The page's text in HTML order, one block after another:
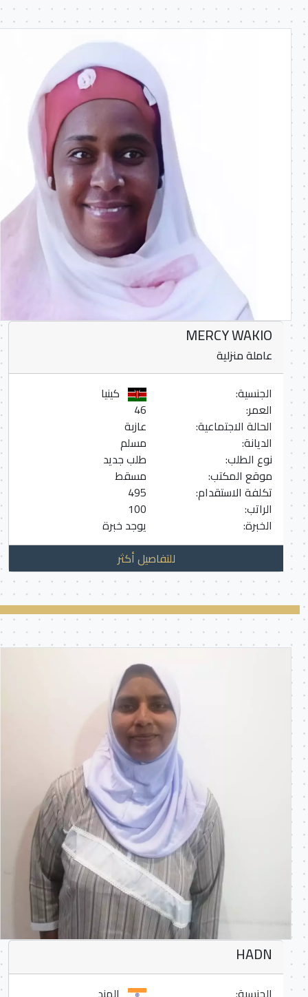
MERCY WAKIO
عاملة منزلية
الجنسية:
كينيا
العمر:
الحالة الاجتماعية:
عازبة
الديانة:
مسلم
نوع الطلب:
طلب جديد
موقع المكتب:
مسقط
تكلفة الاستقدام:
495
الراتب:
100
الخبرة:
يوجد خبرة
للتفاصيل أكثر
HADN